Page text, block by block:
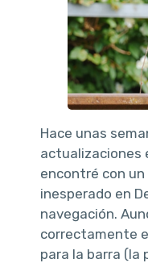
Hace unas
actualizaciones
encontré con
inesperado en
navegación.
correctamente
para la barra (la